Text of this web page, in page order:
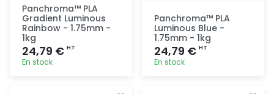
Panchroma™ PLA
Gradient Luminous
Rainbow - 1.75mm -
1kg
24,79 € HT
En stock
Panchroma™ PLA
Luminous Blue -
1.75mm - 1kg
24,79 € HT
En stock